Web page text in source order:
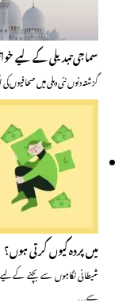
سماجی تبدیلی کے لیے
گزشتہ دنوں نئی دہلی میں
میں پردہ کیوں کرتی ہوں؟
شیطانی نگاہوں سے بچنے کے
سے…